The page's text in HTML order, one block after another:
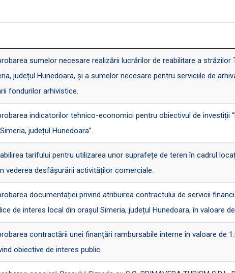
sumelor necesare realizării lucrărilor de reabilitare a străzilor
județul Hunedoara, și a sumelor necesare pentru serviciile de
fondurilor arhivistice.
indicatorilor tehnico-economici pentru obiectivul de investiții
județul Hunedoara”.
tarifului pentru utilizarea unor suprafețe de teren în cadrul
vederea desfășurării activităților comerciale.
documentației privind atribuirea contractului de servicii
de interes local din orașul Simeria, județul Hunedoara, în valoare de
contractării unei finanțări rambursabile interne în valoare de
obiective de interes public.